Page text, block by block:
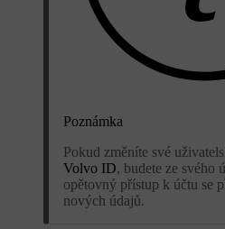
Poznámka
Pokud změníte své
Volvo ID, budete ze svého
opětovný přístup k účtu se
nových údajů.